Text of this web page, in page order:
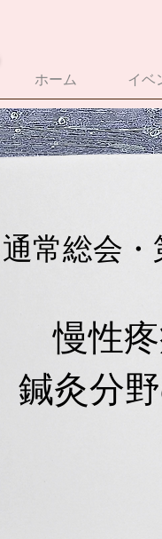
ホーム イベ
通常総会
慢性
鍼灸分